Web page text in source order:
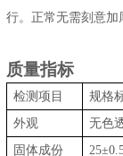
行。正常无需刻意加
质量指标
检测项目 规格
外观
无色
固体成份